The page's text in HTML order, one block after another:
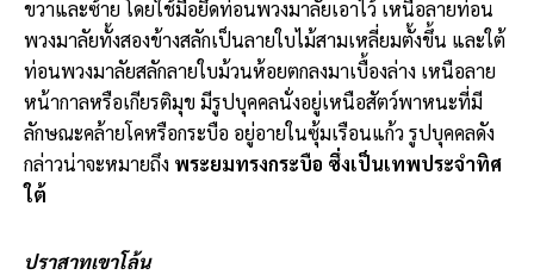
ขวาและซ้าย โดยใช้มือยึดท่อนพวงมาลัยเอาไว้ เหนือลายท่อน
พวงมาลัยทั้งสองข้างสลักเป็นลายใบไม้สามเหลี่ยมตั้งขึ้น และใต้
ท่อนพวงมาลัยสลักลายใบม้วนห้อยตกลงมาเบื้องล่าง เหนือลาย
หน้ากาลหรือเกียรติมุข มีรูปบุคคลนั่งอยู่เหนือสัตว์พาหนะที่มี
ลักษณะคล้ายโคหรือกระบือ อยู่อายในซุ้มเรือนแก้ว รูปบุคคลดัง
กล่าวน่าจะหมายถึง พระยมทรงกระบือ ซึ่งเป็นเทพประจำทิศ
ใต้
ปราสาทเขาโล้น